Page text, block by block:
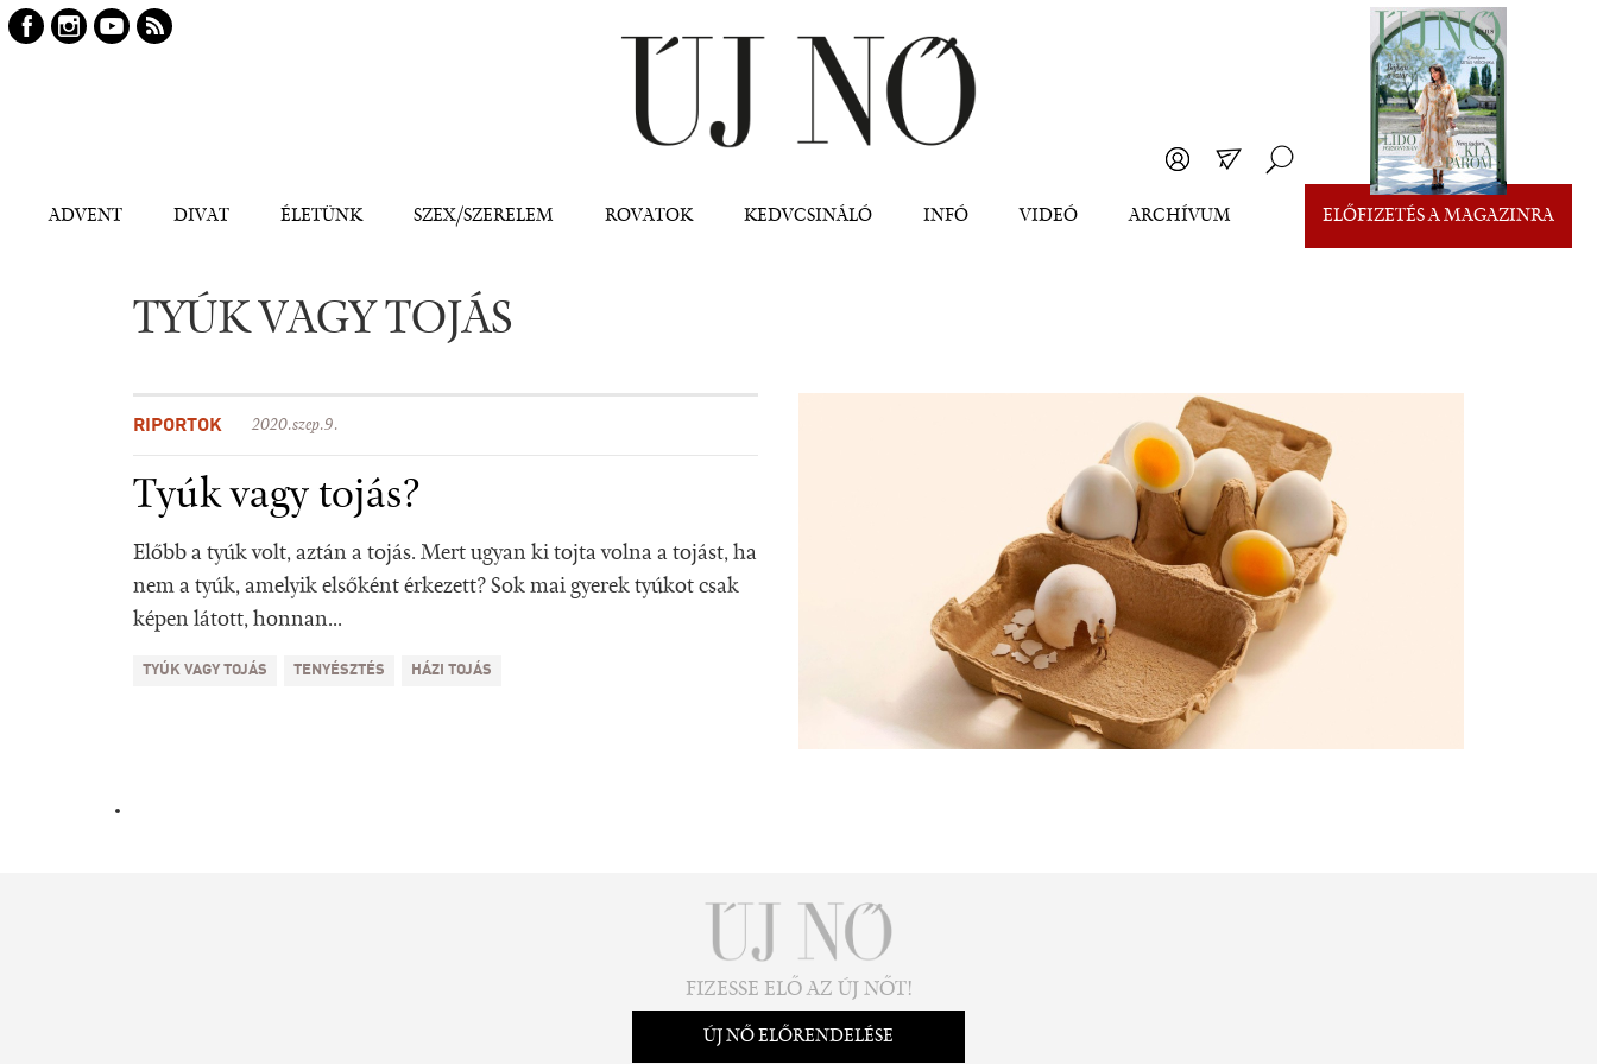
ADVENT DIVAT ÉLETÜNK SZEX/SZERELEM ROVATOK KEDVCSINÁLÓ INFÓ VIDEÓ ARCHÍVUM ELŐFIZETÉS A MAGAZINRA
TYÚK VAGY TOJÁS
RIPORTOK 2020.szep.9.
Tyúk vagy tojás?
Előbb a tyúk volt, aztán a tojás. Mert ugyan ki tojta volna a tojást, ha
nem a tyúk, amelyik elsőként érkezett? Sok mai gyerek tyúkot csak
képen látott, honnan...
TYÚK VAGY TOJÁS TENYÉSZTÉS HÁZI TOJÁS
FIZESSE ELŐ AZ ÚJ NŐT!
ÚJ NŐ ELŐRENDELÉSE